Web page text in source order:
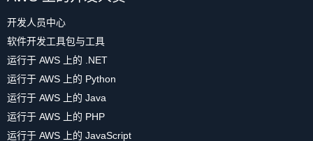
开发人员中心
软件开发工具包与工具
运行于 AWS 上的 .NET
运行于 AWS 上的 Python
运行于 AWS 上的 Java
运行于 AWS 上的 PHP
运行于 AWS 上的 JavaScript